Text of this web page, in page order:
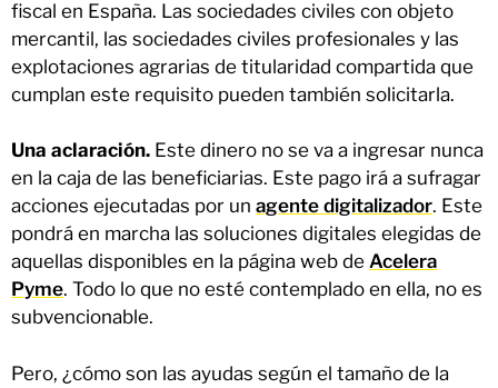
fiscal en España. Las sociedades civiles con objeto
mercantil, las sociedades civiles profesionales y las
explotaciones agrarias de titularidad compartida que
cumplan este requisito pueden también solicitarla.
Una aclaración. Este dinero no se va a ingresar nunca
en la caja de las beneficiarias. Este pago irá a sufragar
acciones ejecutadas por un agente digitalizador. Este
pondrá en marcha las soluciones digitales elegidas de
aquellas disponibles en la página web de Acelera
Pyme. Todo lo que no esté contemplado en ella, no es
subvencionable.
Pero, ¿cómo son las ayudas según el tamaño de la